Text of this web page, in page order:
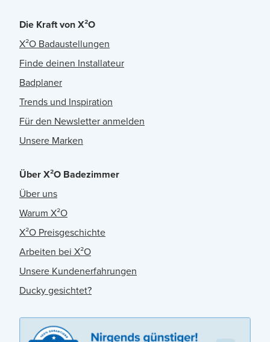
Die Kraft von X²O
X²O Badaustellungen
Finde deinen Installateur
Badplaner
Trends und Inspiration
Für den Newsletter anmelden
Unsere Marken
Über X²O Badezimmer
Über uns
Warum X²O
X²O Preisgeschichte
Arbeiten bei X²O
Unsere Kundenerfahrungen
Ducky gesichtet?